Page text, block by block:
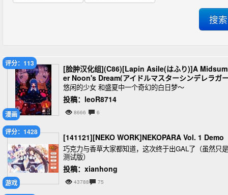
漫画
评分：113
[脸肿汉化组](C86)[Lapin Asile(はふり)]A
er Noon's Dream(アイドルマスターシンデレラガ
ルズ)
悠闲的少女 和盛夏中一个奇幻的白日梦〜
投稿：leoR8714
8666 6
游戏
评分：1428
[141121][NEKO WORK]NEKOPARA Vol. 1 Demo
巧克力与香草大家都知道，这次终于出GAL了（虽然只是
测试版）
投稿：xianhong
43788 75